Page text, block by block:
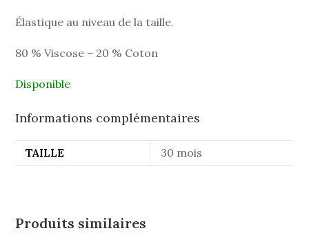
Élastique au niveau de la taille.
80 % Viscose – 20 % Coton
Disponible
Informations complémentaires
TAILLE 30 mois
Produits similaires